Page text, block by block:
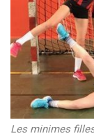
Les minimes